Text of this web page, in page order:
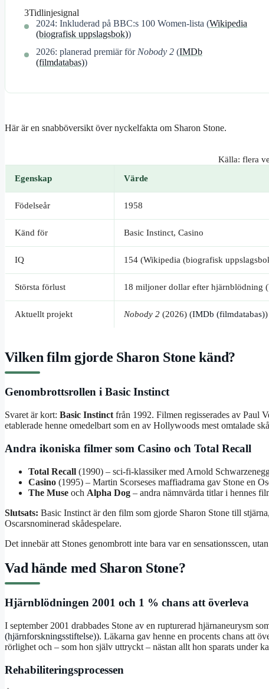
3Tidlinjesignal
2024: Inkluderad på BBC:s 100 Women-lista (Wikipedia
(biografisk uppslagsbok))
2026: planerad premiär förNobody 2 (IMDb
(filmdatabas))
Här är en snabböversikt över nyckelfakta om Sharon Stone.
Källa: flera
Egenskap
Värde
Födelseår 1958
Känd för Basic Instinct, Casino
IQ 154 (Wikipedia (biografisk
Största förlust 18 miljoner dollar efter hjärnblödning (
Aktuellt projekt Nobody 2 (2026) (IMDb (filmdatabas))
Vilken film gjorde Sharon Stone känd?
Genombrottsrollen i Basic Instinct
Svaret är kort: Basic Instinct från 1992. Filmen regisserades av Paul
etablerade henne omedelbart som en av Hollywoods mest omtalade
Andra ikoniska filmer som Casino och Total Recall
Total Recall (1990) – sci-fi-klassiker med Arnold
Casino (1995) – Martin Scorseses maffiadrama gav Stone en
The Muse och Alpha Dog – andra nämnvärda titlar i hennes
Slutsats: Basic Instinct är den film som gjorde Sharon Stone till
Oscarsnominerad skådespelare.
Det innebär att Stones genombrott inte bara var en sensationsscen,
Vad hände med Sharon Stone?
Hjärnblödningen 2001 och 1 % chans att överleva
I september 2001 drabbades Stone av en rupturerad hjärnaneurysm
(hjärnforskningsstiftelse)). Läkarna gav henne en procents chans att
rörlighet och – som hon själv uttryckt – nästan allt hon sparats under
Rehabiliteringsprocessen